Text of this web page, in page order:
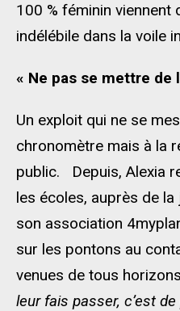
100 % féminin viennent
indélébile dans la voile
« Ne pas se mettre de
Un exploit qui ne se
chronomètre mais à la
public. Depuis, Alexia
les écoles, auprès de
son association
sur les pontons au
venues de tous
leur fais passer, c’est